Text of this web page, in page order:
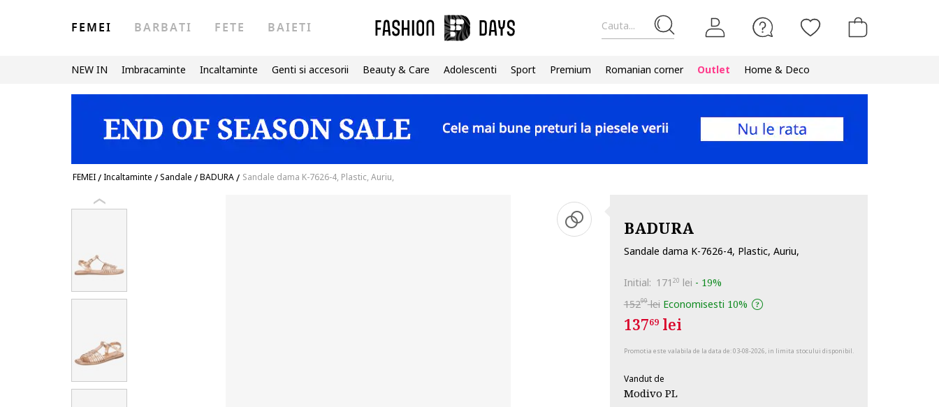
Cauta...
FEMEI BARBATI FETE BAIETI
NEW IN Imbracaminte Incaltaminte Genti si accesorii Beauty & Care Adolescenti Sport Premium Romanian corner Outlet Home & Deco
FEMEI/Incaltaminte /Sandale /BADURA/ Sandale dama K-7626-4, Plastic, Auriu,
BADURA
Sandale dama K-7626-4, Plastic, Auriu,
Initial: 171 20 lei - 19%
15299lei Economisesti 10%
13769lei
Promotia este valabila de la data de:03-08-2026, in limita stocului disponibil.
Vandut de
Modivo PL